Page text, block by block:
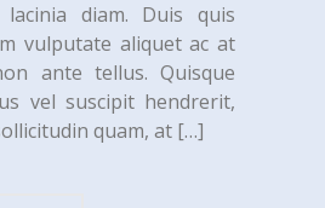
lacinia diam. Duis quis
vulputate aliquet ac at
ante tellus. Quisque
vel suscipit hendrerit,
quam, at […]